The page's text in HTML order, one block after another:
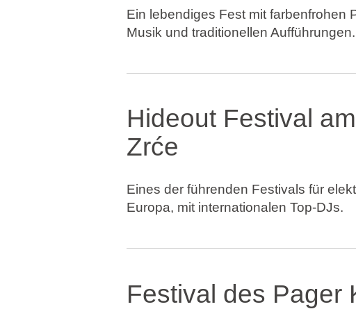
Ein lebendiges Fest mit farbenfrohen
Musik und traditionellen Aufführungen.
Hideout Festival
Zrće
Eines der führenden Festivals für
Europa, mit internationalen Top-DJs.
Festival des Pager